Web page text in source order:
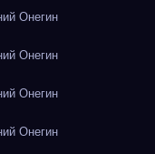
Онегин
Онегин
Онегин
Онегин